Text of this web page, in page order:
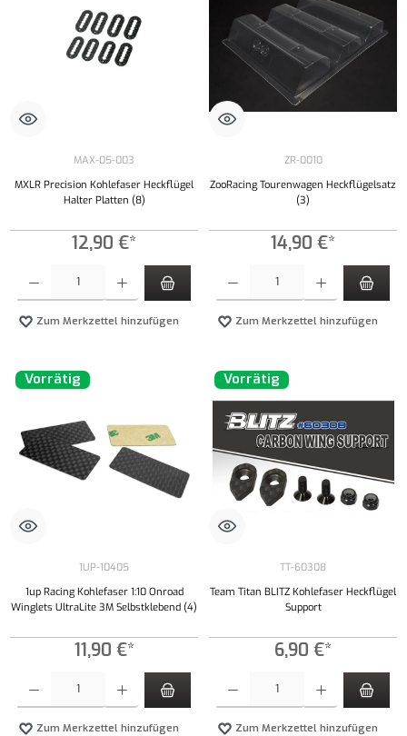
MAX-05-003
MXLR Precision Kohlefaser Heckflügel
Halter Platten (8)
12,90 €*
Zum Merkzettel hinzufügen
ZR-0010
ZooRacing Tourenwagen Heckflügelsatz
(3)
14,90 €*
Zum Merkzettel hinzufügen
Vorrätig
1UP-10405
1up Racing Kohlefaser 1:10 Onroad
Winglets UltraLite 3M Selbstklebend (4)
11,90 €*
Zum Merkzettel hinzufügen
Vorrätig
TT-60308
Team Titan BLITZ Kohlefaser Heckflügel
Support
6,90 €*
Zum Merkzettel hinzufügen